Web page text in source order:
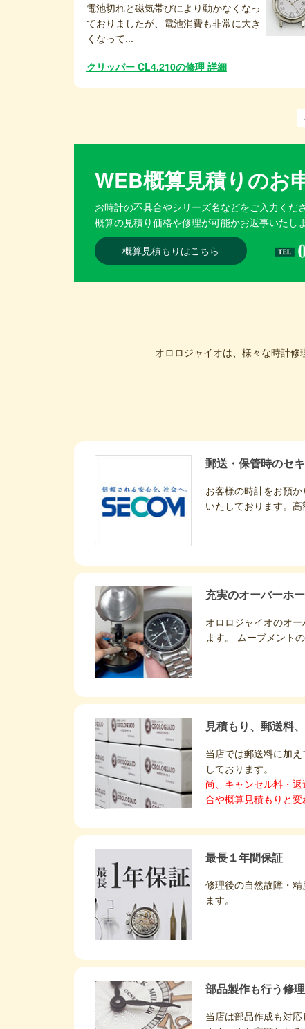
電池切れと磁気帯びにより動かなくなっ
ておりましたが、電池消費も非常に大き
くなって...
クリッパー CL4.210の修理 詳細
WEB概算見積りのお
お時計の不具合やシリーズ名などをご入力くださ
概算の見積り価格や修理が可能かお返事いたしま
概算見積もりはこちら
オロロジャイオは、様々な時計
郵送・保管時のセ
お客様の時計をお預
いたしております。
充実のオーバーホ
オロロジャイオのオ
ます。 ムーブメント
見積もり、郵送料
当店では郵送料に加
しております。
尚、キャンセル料・
合や概算見積もりと
最長１年間保証
修理後の自然故障・
ます。
部品製作も行う修
当店は部品作成も対